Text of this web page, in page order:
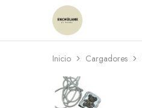
Enchulame
Tienda
Inicio Cargadores